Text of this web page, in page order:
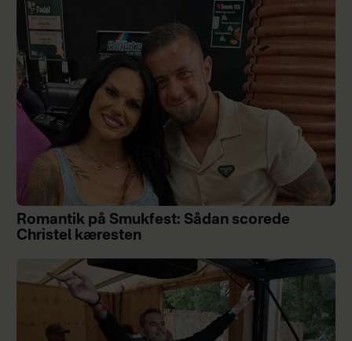
Romantik på Smukfest: Sådan scorede
Christel kæresten